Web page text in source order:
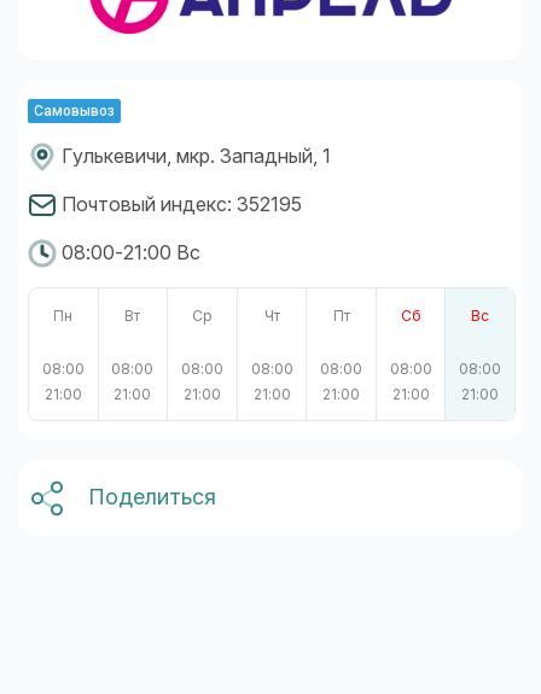
Самовывоз
Гулькевичи, мкр. Западный, 1
Почтовый индекс: 352195
08:00-21:00 Вс
Пн
08:00
21:00
Вт
08:00
21:00
Ср
08:00
21:00
Чт
08:00
21:00
Пт
08:00
21:00
Сб
08:00
21:00
Вс
08:00
21:00
Поделиться